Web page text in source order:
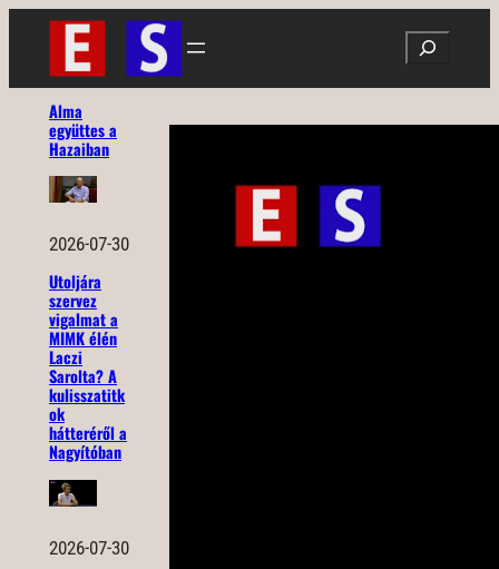
Ugrás
tartalomhoz
Search
Alma
együttes a
Hazaiban
2026-07-30
Utoljára
szervez
vigalmat a
MIMK élén
Laczi
Sarolta? A
kulisszatitk
ok
hátteréről a
Nagyítóban
2026-07-30